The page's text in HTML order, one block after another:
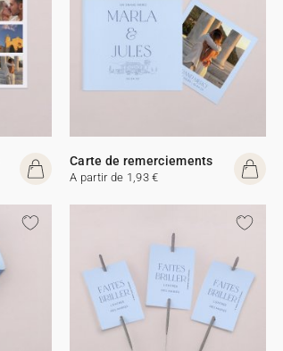
Carte de remerciements
A partir de 1,93 €